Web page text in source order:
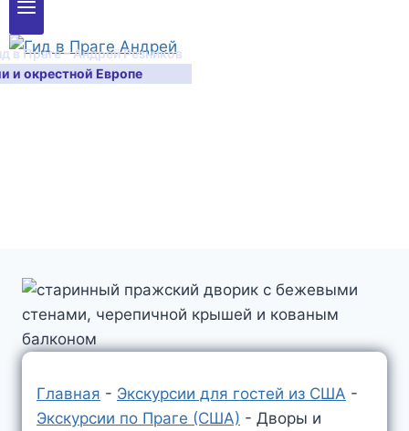
в Праге – Андрей Резников
и окрестной Европе
Главная - Экскурсии для гостей из США -
Экскурсии по Праге (США) - Дворы и